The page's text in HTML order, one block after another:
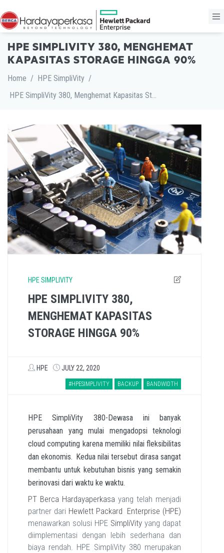
HPE SIMPLIVITY 380, MENGHEMAT
KAPASITAS STORAGE HINGGA 90%
Home / HPE SimpliVity /
HPE SimpliVity 380, Menghemat Kapasitas Storage Hingga 90%
HPE SIMPLIVITY
HPE SIMPLIVITY 380,
MENGHEMAT KAPASITAS
STORAGE HINGGA 90%
HPE JULY 22, 2020
#HPESIMPLIVITY BACKUP BANDWIDTH
HPE SimpliVity 380-Dewasa ini banyak
perusahaan yang mulai mengadopsi teknologi
cloud computing karena memiliki nilai fleksibilitas
dan ekonomis. Kedua nilai tersebut dirasa sangat
membantu untuk kebutuhan bisnis yang semakin
berinovasi dari waktu ke waktu.
PT Berca Hardayaperkasa yang telah menjadi
partner dari Hewlett Packard Enterprise (HPE)
menawarkan solusi HPE SimpliVity yang dapat
diimplementasi dengan lebih sederhana dan
biaya rendah. HPE SimpliVity 380 merupakan